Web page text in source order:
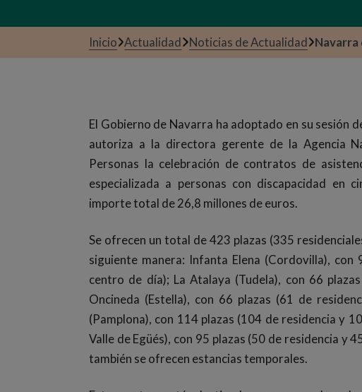
Inicio Actualidad Noticias de Actualidad Navarra
El Gobierno de Navarra ha adoptado en su sesión
autoriza a la directora gerente de la Agencia
Personas la celebración de contratos de
especializada a personas con discapacidad en
importe total de 26,8 millones de euros.
Se ofrecen un total de 423 plazas (335
siguiente manera: Infanta Elena (Cordovilla),
centro de día); La Atalaya (Tudela), con 66
Oncineda (Estella), con 66 plazas (61 de
(Pamplona), con 114 plazas (104 de residencia y
Valle de Egüés), con 95 plazas (50 de residencia y
también se ofrecen estancias temporales.